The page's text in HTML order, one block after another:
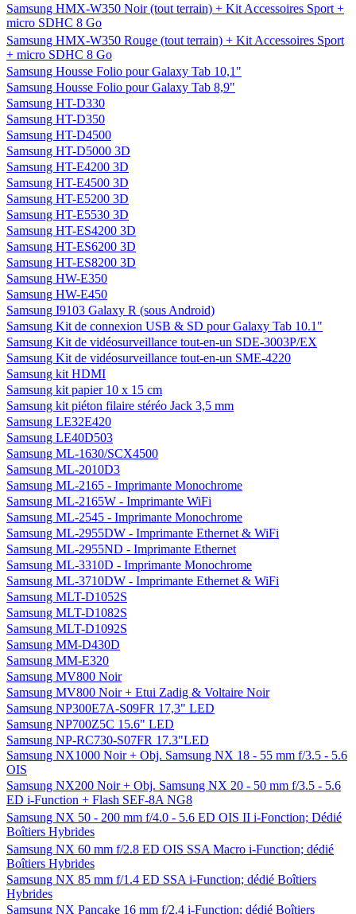
Samsung HMX-W350 Noir (tout terrain) + Kit Accessoires Sport +
micro SDHC 8 Go
Samsung HMX-W350 Rouge (tout terrain) + Kit Accessoires Sport
+ micro SDHC 8 Go
Samsung Housse Folio pour Galaxy Tab 10,1"
Samsung Housse Folio pour Galaxy Tab 8,9"
Samsung HT-D330
Samsung HT-D350
Samsung HT-D4500
Samsung HT-D5000 3D
Samsung HT-E4200 3D
Samsung HT-E4500 3D
Samsung HT-E5200 3D
Samsung HT-E5530 3D
Samsung HT-ES4200 3D
Samsung HT-ES6200 3D
Samsung HT-ES8200 3D
Samsung HW-E350
Samsung HW-E450
Samsung I9103 Galaxy R (sous Android)
Samsung Kit de connexion USB & SD pour Galaxy Tab 10.1"
Samsung Kit de vidéosurveillance tout-en-un SDE-3003P/EX
Samsung Kit de vidéosurveillance tout-en-un SME-4220
Samsung kit HDMI
Samsung kit papier 10 x 15 cm
Samsung kit piéton filaire stéréo Jack 3,5 mm
Samsung LE32E420
Samsung LE40D503
Samsung ML-1630/SCX4500
Samsung ML-2010D3
Samsung ML-2165 - Imprimante Monochrome
Samsung ML-2165W - Imprimante WiFi
Samsung ML-2545 - Imprimante Monochrome
Samsung ML-2955DW - Imprimante Ethernet & WiFi
Samsung ML-2955ND - Imprimante Ethernet
Samsung ML-3310D - Imprimante Monochrome
Samsung ML-3710DW - Imprimante Ethernet & WiFi
Samsung MLT-D1052S
Samsung MLT-D1082S
Samsung MLT-D1092S
Samsung MM-D430D
Samsung MM-E320
Samsung MV800 Noir
Samsung MV800 Noir + Etui Zadig & Voltaire Noir
Samsung NP300E7A-S09FR 17,3" LED
Samsung NP700Z5C 15.6" LED
Samsung NP-RC730-S07FR 17.3"LED
Samsung NX1000 Noir + Obj. Samsung NX 18 - 55 mm f/3.5 - 5.6
OIS
Samsung NX200 Noir + Obj. Samsung NX 20 - 50 mm f/3.5 - 5.6
ED i-Function + Flash SEF-8A NG8
Samsung NX 50 - 200 mm f/4.0 - 5.6 ED OIS II i-Fonction; Dédié
Boîtiers Hybrides
Samsung NX 60 mm f/2.8 ED OIS SSA Macro i-Function; dédié
Boîtiers Hybrides
Samsung NX 85 mm f/1.4 ED SSA i-Function; dédié Boîtiers
Hybrides
Samsung NX Pancake 16 mm f/2.4 i-Function; dédié Boîtiers